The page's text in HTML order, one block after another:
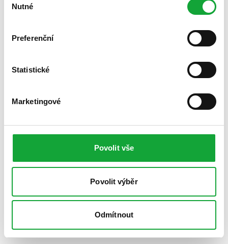
souhlasu
Nutné
Preferenční
Statistické
Marketingové
Povolit vše
Povolit výběr
Odmítnout